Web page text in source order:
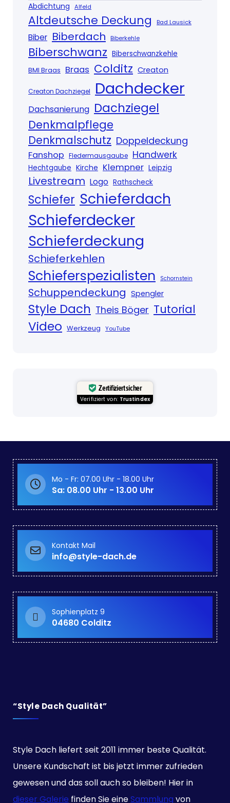
Abdichtung Alfeld
Altdeutsche Deckung Bad Lausick
Biber Biberdach Biberkehle
Biberschwanz Biberschwanzkehle
BMI Braas Braas Colditz Creaton
Creaton Dachziegel Dachdecker
Dachsanierung Dachziegel
Denkmalpflege
Denkmalschutz Doppeldeckung
Fanshop Fledermausgaube Handwerk
Hechtgaube Kirche Klempner Leipzig
Livestream Logo Rathscheck
Schiefer Schieferdach
Schieferdecker
Schieferdeckung
Schieferkehlen
Schieferspezialisten Schornstein
Schuppendeckung Spengler
Style Dach Theis Böger Tutorial
Video Werkzeug YouTube
Zertifiziert sicher
Verifiziert von: Trustindex
Mo - Fr: 07.00 Uhr - 18.00 Uhr
Sa: 08.00 Uhr - 13.00 Uhr
Kontakt Mail
info@style-dach.de
Sophienplatz 9
04680 Colditz
“Style Dach Qualität”
Style Dach liefert seit 2011 immer beste Qualität.
Unsere Kundschaft ist bis jetzt immer zufrieden
gewesen und das soll auch so bleiben! Hier in
dieser Galerie finden Sie eineSammlung von